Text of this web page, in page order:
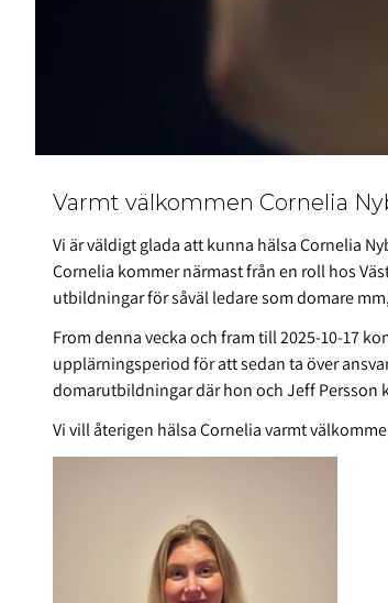
Varmt välkommen Cornelia
Vi är väldigt glada att kunna hälsa Cornelia
Cornelia kommer närmast från en roll hos
utbildningar för såväl ledare som domare
From denna vecka och fram till 2025-10-17
upplärningsperiod för att sedan ta över
domarutbildningar där hon och Jeff Persson
Vi vill återigen hälsa Cornelia varmt